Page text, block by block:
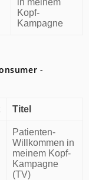
in meinem
Kopf-
Kampagne
-
Titel
Patienten-
Willkommen in
meinem Kopf-
Kampagne
(TV)